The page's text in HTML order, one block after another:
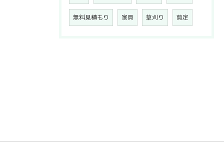
無料見積もり 家具 草刈り 剪定